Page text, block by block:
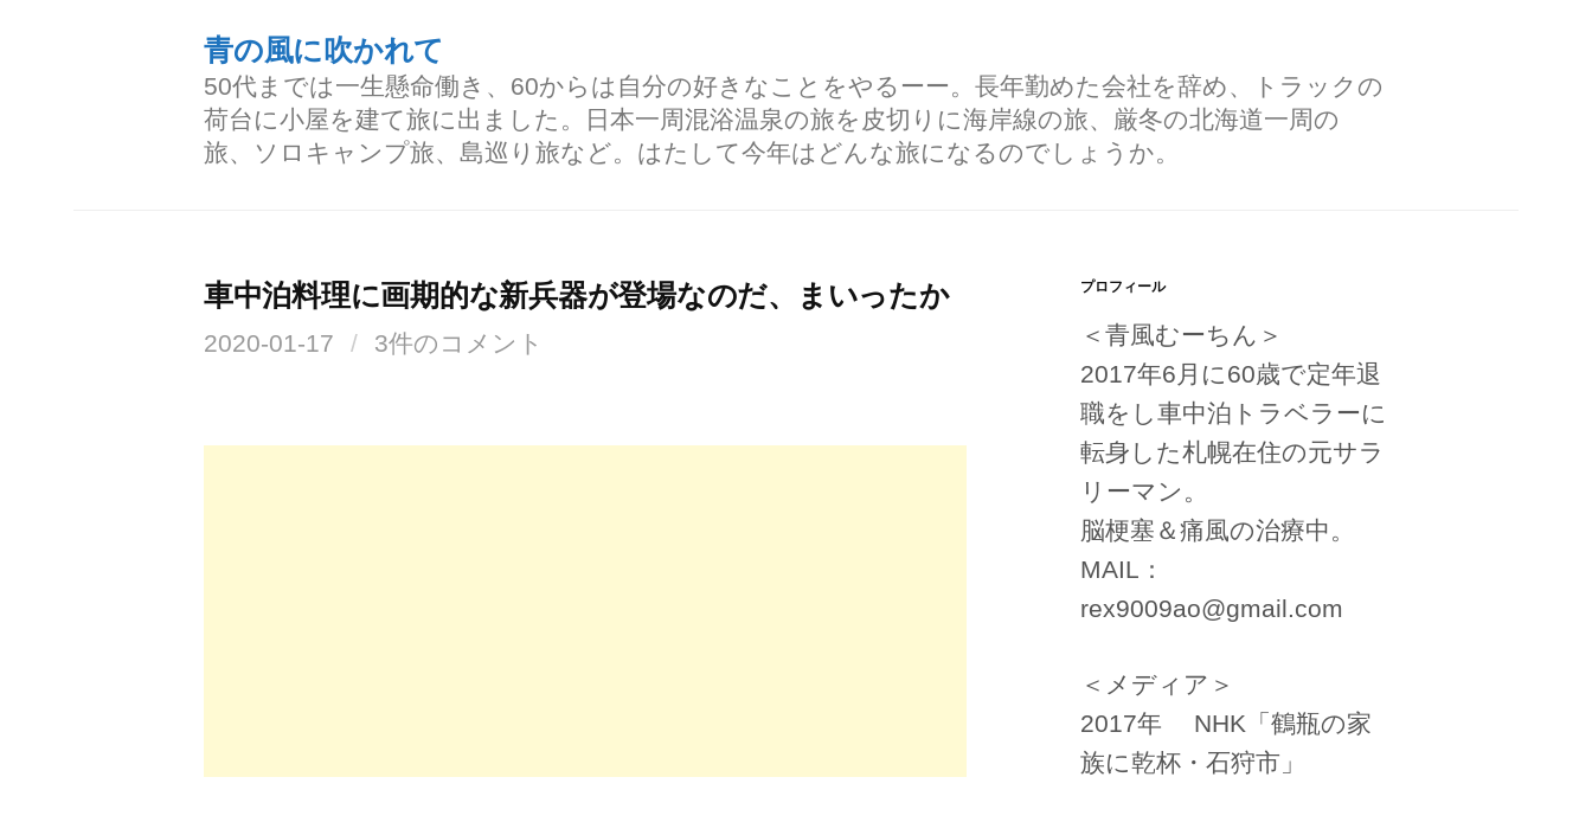
青の風に吹かれて
50代までは一生懸命働き、60からは自分の好きなことをやるーー。長年勤めた会社を辞め、トラックの
荷台に小屋を建て旅に出ました。日本一周混浴温泉の旅を皮切りに海岸線の旅、厳冬の北海道一周の
旅、ソロキャンプ旅、島巡り旅など。はたして今年はどんな旅になるのでしょうか。
車中泊料理に画期的な新兵器が登場なのだ、まいったか
2020-01-17 / 3件のコメント
プロフィール
＜青風むーちん＞
2017年6月に60歳で定年退
職をし車中泊トラベラーに
転身した札幌在住の元サラ
リーマン。
脳梗塞＆痛風の治療中。
MAIL：
rex9009ao@gmail.com
＜メディア＞
2017年 NHK「鶴瓶の家
族に乾杯・石狩市」